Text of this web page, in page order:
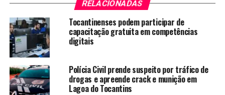
RELACIONADAS
Tocantinenses podem participar de
capacitação gratuita em competências
digitais
Polícia Civil prende suspeito por tráfico de
drogas e apreende crack e munição em
Lagoa do Tocantins